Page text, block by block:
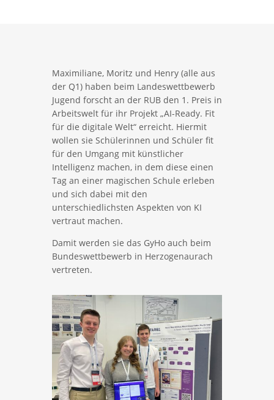
Maximiliane, Moritz und Henry (alle aus
der Q1) haben beim Landeswettbewerb
Jugend forscht an der RUB den 1. Preis in
Arbeitswelt für ihr Projekt „AI-Ready. Fit
für die digitale Welt“ erreicht. Hiermit
wollen sie Schülerinnen und Schüler fit
für den Umgang mit künstlicher
Intelligenz machen, in dem diese einen
Tag an einer magischen Schule erleben
und sich dabei mit den
unterschiedlichsten Aspekten von KI
vertraut machen.
Damit werden sie das GyHo auch beim
Bundeswettbewerb in Herzogenaurach
vertreten.